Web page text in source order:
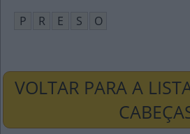
P
R E S O
VOLTAR PARA A